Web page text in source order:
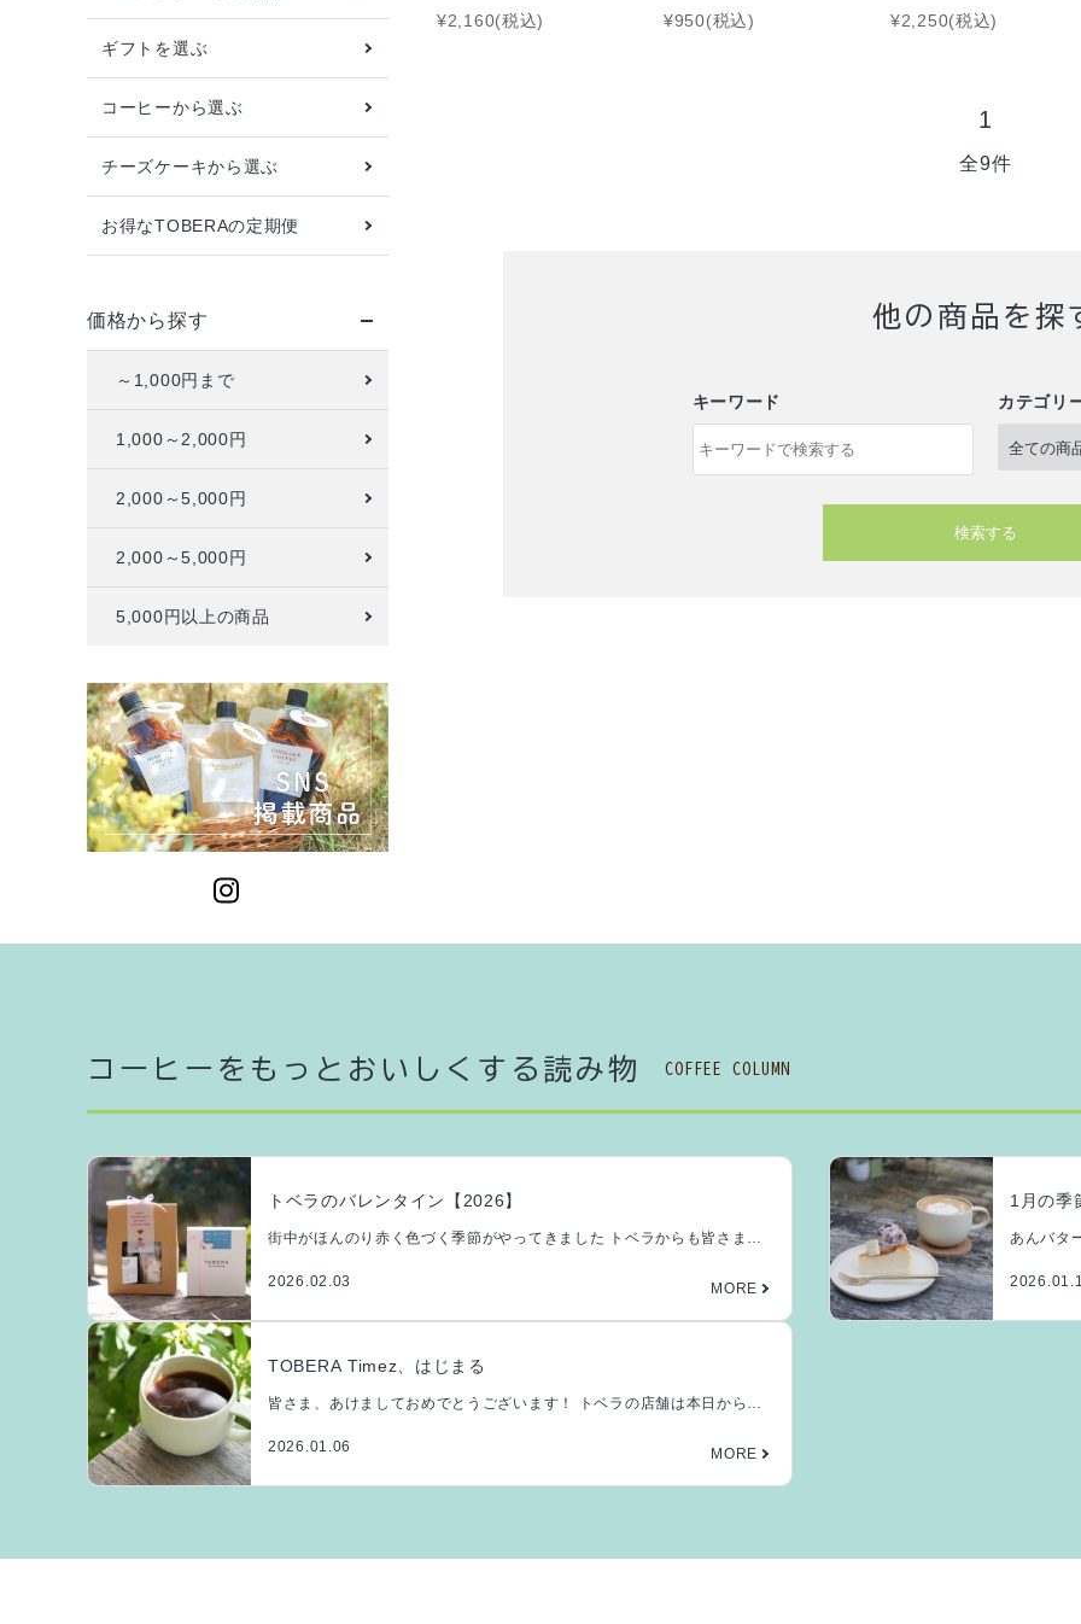
INFORMATIOM
お支払方法
プライバシーポリシー
ACCOUNT MENU
ようこそ ゲスト 様
新規会員登録
¥2,160(税込) ¥950(税込)
ド お試し飲み比べセッ
¥2,250(税込)
1
全9件
他の商品を探
キーワード カテゴリ
検索する
ギフトを選ぶ
コーヒーから選ぶ
チーズケーキから選ぶ
お得なTOBERAの定期便
価格から探す
～1,000円まで
1,000～2,000円
2,000～5,000円
2,000～5,000円
5,000円以上の商品
コーヒーをもっとおいしくする 読み物 COFFEE COLUMN
トベラのバレンタイン【2026】
街中がほんのり赤く色づく季節がやってきました トベラからも皆さまの
2026.02.03
1月の季
あんバタ
TOBERA Timez、はじまる
皆さま、あけましておめでとうございます！ トベラの店舗は本日から営
2026.01.06